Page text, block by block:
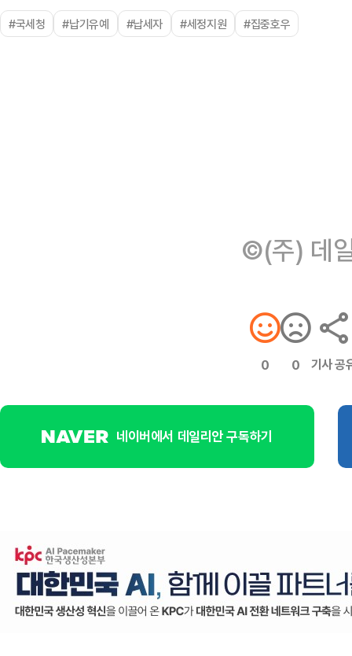
#국세청 #납기유예 #납세자 #세정지원 #집중호우
©(주) 데
0 0 기사 공
네이버에서 데일리안 구독하기